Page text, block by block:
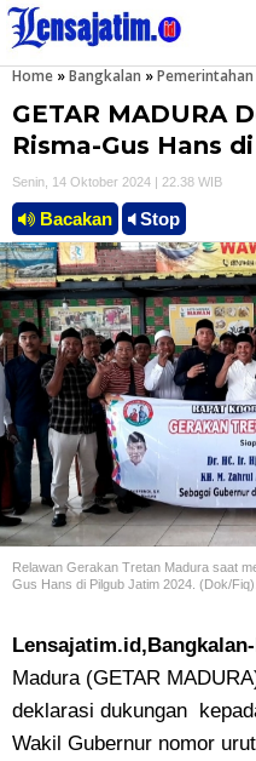
Home »Bangkalan »Pemerintahan
GETAR MADURA
Risma-Gus Hans
Senin, 14 Oktober 2024 | 22.38 WIB
Bacakan Stop
Relawan Gerakan Tretan Madura saat
Gus Hans di Pilgub Jatim 2024. (Dok/Fiq).
Lensajatim.id,Bangkalan-
Madura (GETAR
deklarasi dukungan
Wakil Gubernur nomor